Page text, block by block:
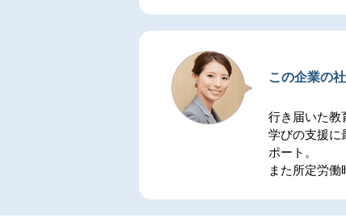
この企業の
行き届いた教
学びの支援に
ポート。
また所定労働